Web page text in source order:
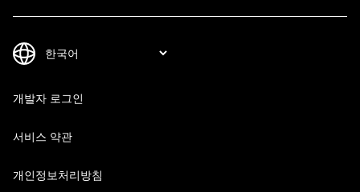
개발자 로그인
서비스 약관
개인정보처리방침